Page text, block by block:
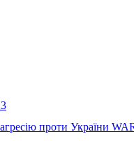
проти України